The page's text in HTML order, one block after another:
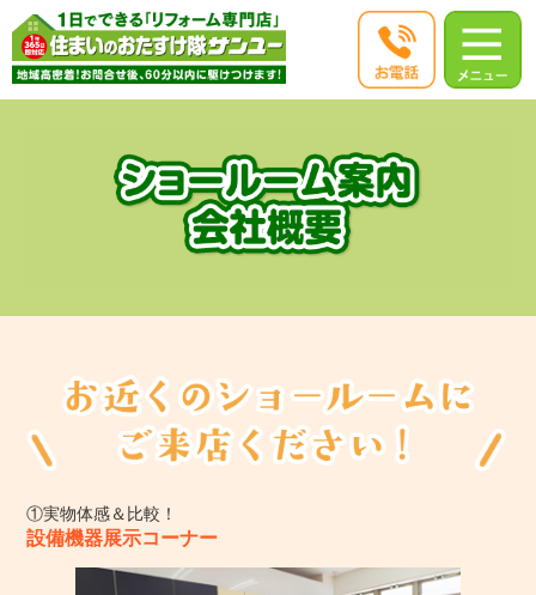
①実物体感＆比較！
設備機器展示コーナー